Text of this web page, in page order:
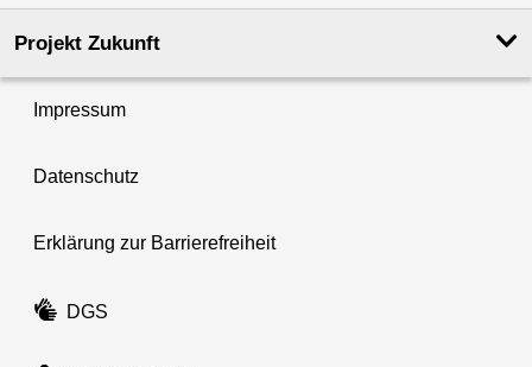
Projekt Zukunft
Impressum
Datenschutz
Erklärung zur Barrierefreiheit
DGS